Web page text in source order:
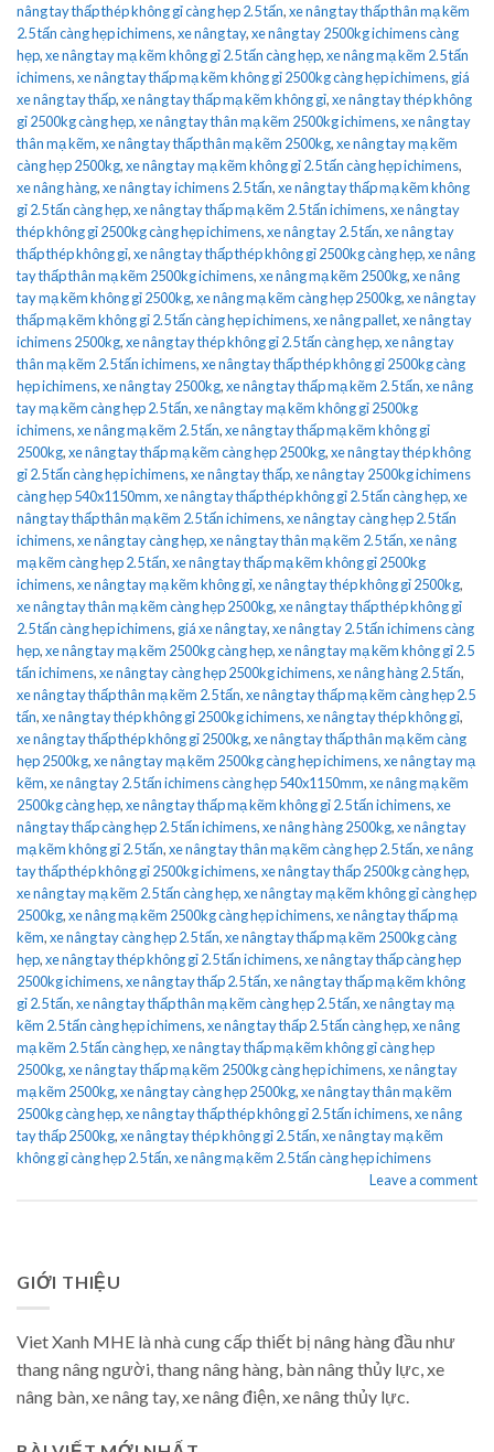
nâng tay thấp thép không gỉ càng hẹp 2.5 tấn,xe nâng tay thấp thân mạ kẽm
2.5 tấn càng hẹp ichimens,xe nâng tay,xe nâng tay 2500kg ichimens càng
hẹp,xe nâng tay mạ kẽm không gỉ 2.5 tấn càng hẹp,xe nâng mạ kẽm 2.5 tấn
ichimens,xe nâng tay thấp mạ kẽm không gỉ 2500kg càng hẹp ichimens, giá
xe nâng tay thấp,xe nâng tay thấp mạ kẽm không gỉ,xe nâng tay thép không
gỉ 2500kg càng hẹp,xe nâng tay thân mạ kẽm 2500kg ichimens,xe nâng tay
thân mạ kẽm,xe nâng tay thấp thân mạ kẽm 2500kg,xe nâng tay mạ kẽm
càng hẹp 2500kg,xe nâng tay mạ kẽm không gỉ 2.5 tấn càng hẹp ichimens,
xe nâng hàng,xe nâng tay ichimens 2.5 tấn,xe nâng tay thấp mạ kẽm không
gỉ 2.5 tấn càng hẹp,xe nâng tay thấp mạ kẽm 2.5 tấn ichimens,xe nâng tay
thép không gỉ 2500kg càng hẹp ichimens,xe nâng tay 2.5 tấn,xe nâng tay
thấp thép không gỉ,xe nâng tay thấp thép không gỉ 2500kg càng hẹp,xe nâng
tay thấp thân mạ kẽm 2500kg ichimens,xe nâng mạ kẽm 2500kg,xe nâng
tay mạ kẽm không gỉ 2500kg,xe nâng mạ kẽm càng hẹp 2500kg,xe nâng tay
thấp mạ kẽm không gỉ 2.5 tấn càng hẹp ichimens,xe nâng pallet,xe nâng tay
ichimens 2500kg,xe nâng tay thép không gỉ 2.5 tấn càng hẹp,xe nâng tay
thân mạ kẽm 2.5 tấn ichimens,xe nâng tay thấp thép không gỉ 2500kg càng
hẹp ichimens,xe nâng tay 2500kg,xe nâng tay thấp mạ kẽm 2.5 tấn,xe nâng
tay mạ kẽm càng hẹp 2.5 tấn,xe nâng tay mạ kẽm không gỉ 2500kg
ichimens,xe nâng mạ kẽm 2.5 tấn,xe nâng tay thấp mạ kẽm không gỉ
2500kg,xe nâng tay thấp mạ kẽm càng hẹp 2500kg,xe nâng tay thép không
gỉ 2.5 tấn càng hẹp ichimens,xe nâng tay thấp,xe nâng tay 2500kg ichimens
càng hẹp 540x1150mm,xe nâng tay thấp thép không gỉ 2.5 tấn càng hẹp,xe
nâng tay thấp thân mạ kẽm 2.5 tấn ichimens,xe nâng tay càng hẹp 2.5 tấn
ichimens,xe nâng tay càng hẹp,xe nâng tay thân mạ kẽm 2.5 tấn,xe nâng
mạ kẽm càng hẹp 2.5 tấn,xe nâng tay thấp mạ kẽm không gỉ 2500kg
ichimens,xe nâng tay mạ kẽm không gỉ,xe nâng tay thép không gỉ 2500kg,
xe nâng tay thân mạ kẽm càng hẹp 2500kg,xe nâng tay thấp thép không gỉ
2.5 tấn càng hẹp ichimens, giá xe nâng tay,xe nâng tay 2.5 tấn ichimens càng
hẹp,xe nâng tay mạ kẽm 2500kg càng hẹp,xe nâng tay mạ kẽm không gỉ 2.5
tấn ichimens,xe nâng tay càng hẹp 2500kg ichimens,xe nâng hàng 2.5 tấn,
xe nâng tay thấp thân mạ kẽm 2.5 tấn,xe nâng tay thấp mạ kẽm càng hẹp 2.5
tấn,xe nâng tay thép không gỉ 2500kg ichimens,xe nâng tay thép không gỉ,
xe nâng tay thấp thép không gỉ 2500kg,xe nâng tay thấp thân mạ kẽm càng
hẹp 2500kg,xe nâng tay mạ kẽm 2500kg càng hẹp ichimens,xe nâng tay mạ
kẽm,xe nâng tay 2.5 tấn ichimens càng hẹp 540x1150mm,xe nâng mạ kẽm
2500kg càng hẹp,xe nâng tay thấp mạ kẽm không gỉ 2.5 tấn ichimens,xe
nâng tay thấp càng hẹp 2.5 tấn ichimens,xe nâng hàng 2500kg,xe nâng tay
mạ kẽm không gỉ 2.5 tấn,xe nâng tay thân mạ kẽm càng hẹp 2.5 tấn,xe nâng
tay thấp thép không gỉ 2500kg ichimens,xe nâng tay thấp 2500kg càng hẹp,
xe nâng tay mạ kẽm 2.5 tấn càng hẹp,xe nâng tay mạ kẽm không gỉ càng hẹp
2500kg,xe nâng mạ kẽm 2500kg càng hẹp ichimens,xe nâng tay thấp mạ
kẽm,xe nâng tay càng hẹp 2.5 tấn,xe nâng tay thấp mạ kẽm 2500kg càng
hẹp,xe nâng tay thép không gỉ 2.5 tấn ichimens,xe nâng tay thấp càng hẹp
2500kg ichimens,xe nâng tay thấp 2.5 tấn,xe nâng tay thấp mạ kẽm không
gỉ 2.5 tấn,xe nâng tay thấp thân mạ kẽm càng hẹp 2.5 tấn,xe nâng tay mạ
kẽm 2.5 tấn càng hẹp ichimens,xe nâng tay thấp 2.5 tấn càng hẹp,xe nâng
mạ kẽm 2.5 tấn càng hẹp,xe nâng tay thấp mạ kẽm không gỉ càng hẹp
2500kg,xe nâng tay thấp mạ kẽm 2500kg càng hẹp ichimens,xe nâng tay
mạ kẽm 2500kg,xe nâng tay càng hẹp 2500kg,xe nâng tay thân mạ kẽm
2500kg càng hẹp,xe nâng tay thấp thép không gỉ 2.5 tấn ichimens,xe nâng
tay thấp 2500kg,xe nâng tay thép không gỉ 2.5 tấn,xe nâng tay mạ kẽm
không gỉ càng hẹp 2.5 tấn,xe nâng mạ kẽm 2.5 tấn càng hẹp ichimens
Leave a comment
GIỚI THIỆU
Viet Xanh MHE là nhà cung cấp thiết bị nâng hàng đầu như
thang nâng người, thang nâng hàng, bàn nâng thủy lực, xe
nâng bàn, xe nâng tay, xe nâng điện, xe nâng thủy lực.